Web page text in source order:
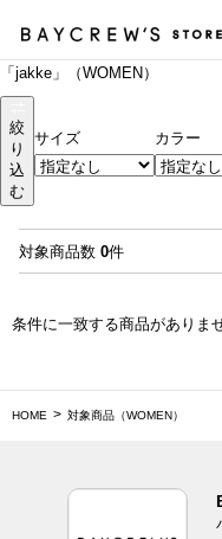
「jakke」（WOMEN）
絞
り
込
む
サイズ カラー
対象商品数 0件
条件に一致する商品がありま
HOME 対象商品（WOMEN）